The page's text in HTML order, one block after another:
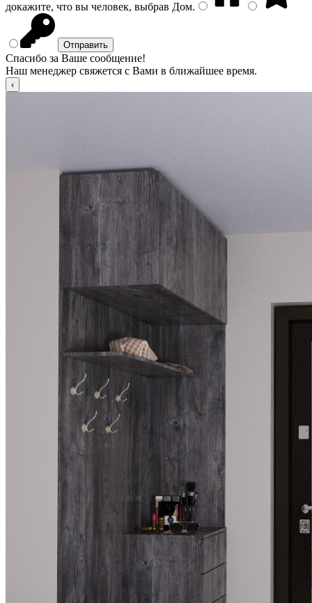
докажите, что вы человек, выбрав Дом.
Спасибо за Ваше сообщение!
Наш менеджер свяжется с Вами в ближайшее время.